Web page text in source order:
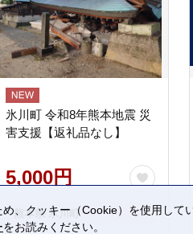
氷川町 令和8年熊本地震 災
害支援【返礼品なし】
5,000円
熊本県 氷川町
、クッキー（Cookie）を使用し
をお読みください。